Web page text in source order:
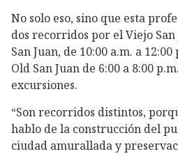
No solo eso, sino que esta
dos recorridos por el Viejo
San Juan, de 10:00 a.m. a
Old San Juan de 6:00 a 8:00
excursiones.
“Son recorridos distintos,
hablo de la construcción del
ciudad amurallada y